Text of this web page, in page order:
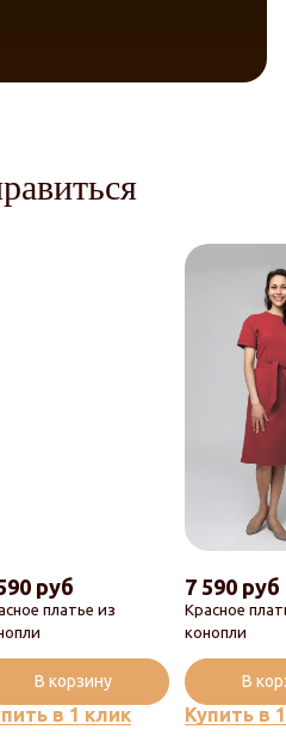
платье из
руб
в 1 клик
В корзину
Красное
конопли
7 590 руб
Купить в
В